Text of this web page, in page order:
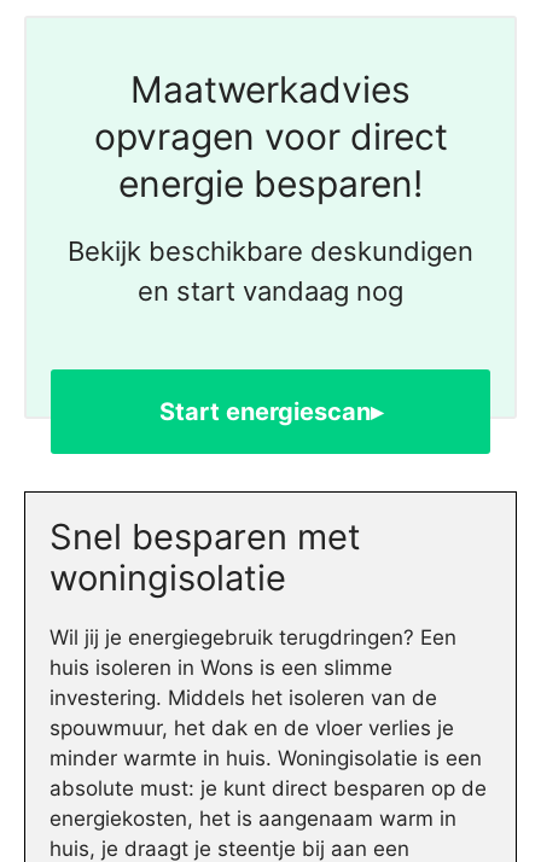
Maatwerkadvies
opvragen voor direct
energie besparen!
Bekijk beschikbare deskundigen
en start vandaag nog
Start energiescan▸
Snel besparen met
woningisolatie
Wil jij je energiegebruik terugdringen? Een
huis isoleren in Wons is een slimme
investering. Middels het isoleren van de
spouwmuur, het dak en de vloer verlies je
minder warmte in huis. Woningisolatie is een
absolute must: je kunt direct besparen op de
energiekosten, het is aangenaam warm in
huis, je draagt je steentje bij aan een